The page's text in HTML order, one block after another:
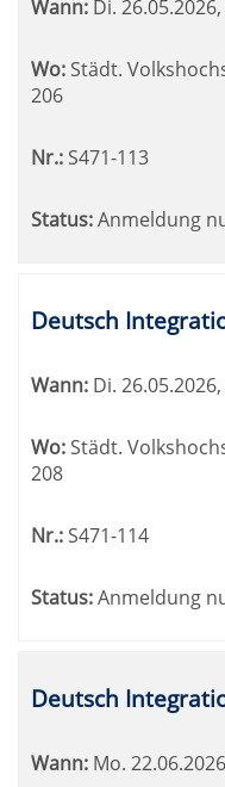
Wann: Di.
Wo: Städt.
206
Nr.: S471-113
Status:Anmeldung
Deutsch
Wann: Di.
Wo:Städt.
208
Nr.:S471-114
Status:Anmeldung
Deutsch
Wann: Mo.